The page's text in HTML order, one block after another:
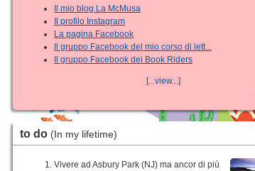
Il mio blog La McMusa
Il profilo Instagram
La pagina Facebook
Il gruppo Facebook del mio corso di lett...
Il gruppo Facebook dei Book Riders
[...view...]
to do (In my lifetime)
Vivere ad Asbury Park (NJ) ma ancor di più